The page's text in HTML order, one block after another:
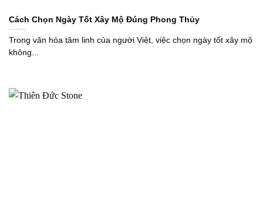
Cách Chọn Ngày Tốt Xây Mộ Đúng Phong Thủy
Trong văn hóa tâm linh của người Việt, việc chọn ngày tốt xây mộ
không...